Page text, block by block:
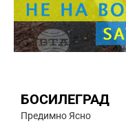
БОСИЛЕГРАД
Предимно Ясно